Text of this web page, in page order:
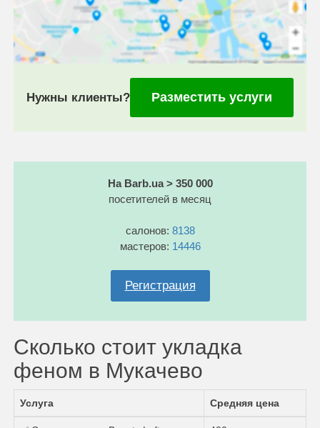
Нужны клиенты? Разместить услуги
На Barb.ua > 350 000
посетителей в месяц
салонов: 8138
мастеров: 14446
Регистрация
Сколько стоит укладка
феном в Мукачево
Услуга Средняя цена